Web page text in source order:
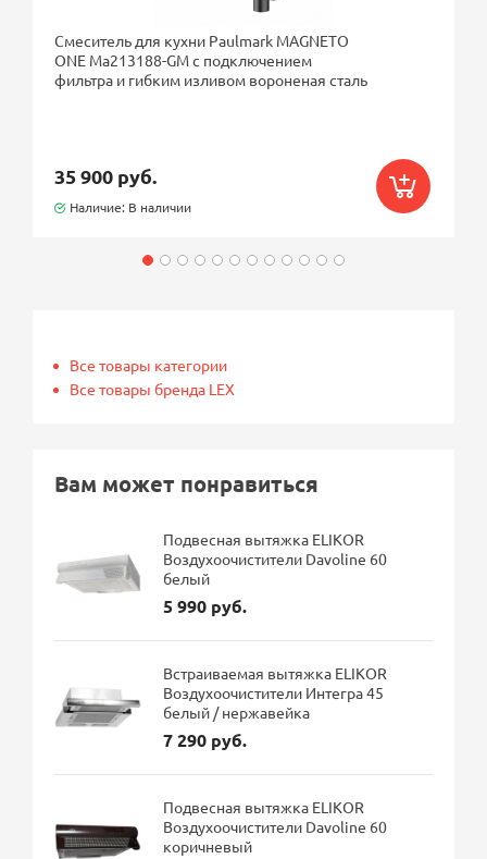
Смеситель для кухни Paulmark MAGNETO
ONE Ma213188-GM с подключением
фильтра и гибким изливом вороненая сталь
35 900 руб.
Наличие: В наличии
Все товары категории
Все товары бренда LEX
Вам может понравиться
Подвесная вытяжка ELIKOR
Воздухоочистители Davoline 60
белый
5 990 руб.
Встраиваемая вытяжка ELIKOR
Воздухоочистители Интегра 45
белый / нержавейка
7 290 руб.
Подвесная вытяжка ELIKOR
Воздухоочистители Davoline 60
коричневый